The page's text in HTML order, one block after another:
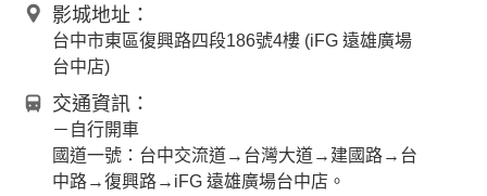
影城地址：
台中市東區復興路四段186號4樓 (iFG 遠雄廣場
台中店)
交通資訊：
－自行開車
國道一號：台中交流道→台灣大道→建國路→台
中路→復興路→iFG 遠雄廣場台中店。